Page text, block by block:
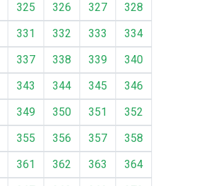
325 326 327
328
331 332 333
334
337 338 339
340
343 344 345
346
349 350 351
352
355 356 357
358
361 362 363
364